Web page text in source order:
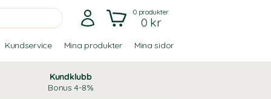
0produkter
0 kr
Kundservice Mina produkter Mina sidor
Kundklubb
Bonus 4-8%